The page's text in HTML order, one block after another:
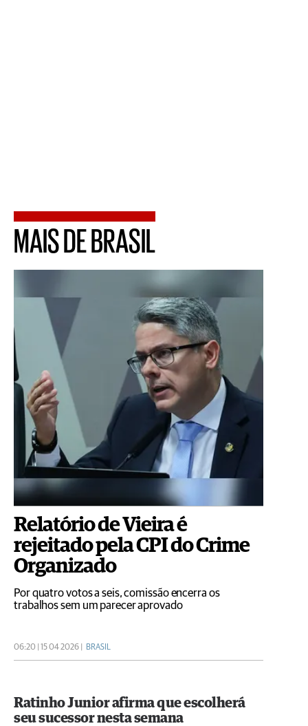
MAIS DE BRASIL
Relatório de Vieira é
rejeitado pela CPI do Crime
Organizado
Por quatro votos a seis, comissão encerra os
trabalhos sem um parecer aprovado
06:20 | 15 04 2026 | BRASIL
Ratinho Junior afirma que escolherá
seu sucessor nesta semana